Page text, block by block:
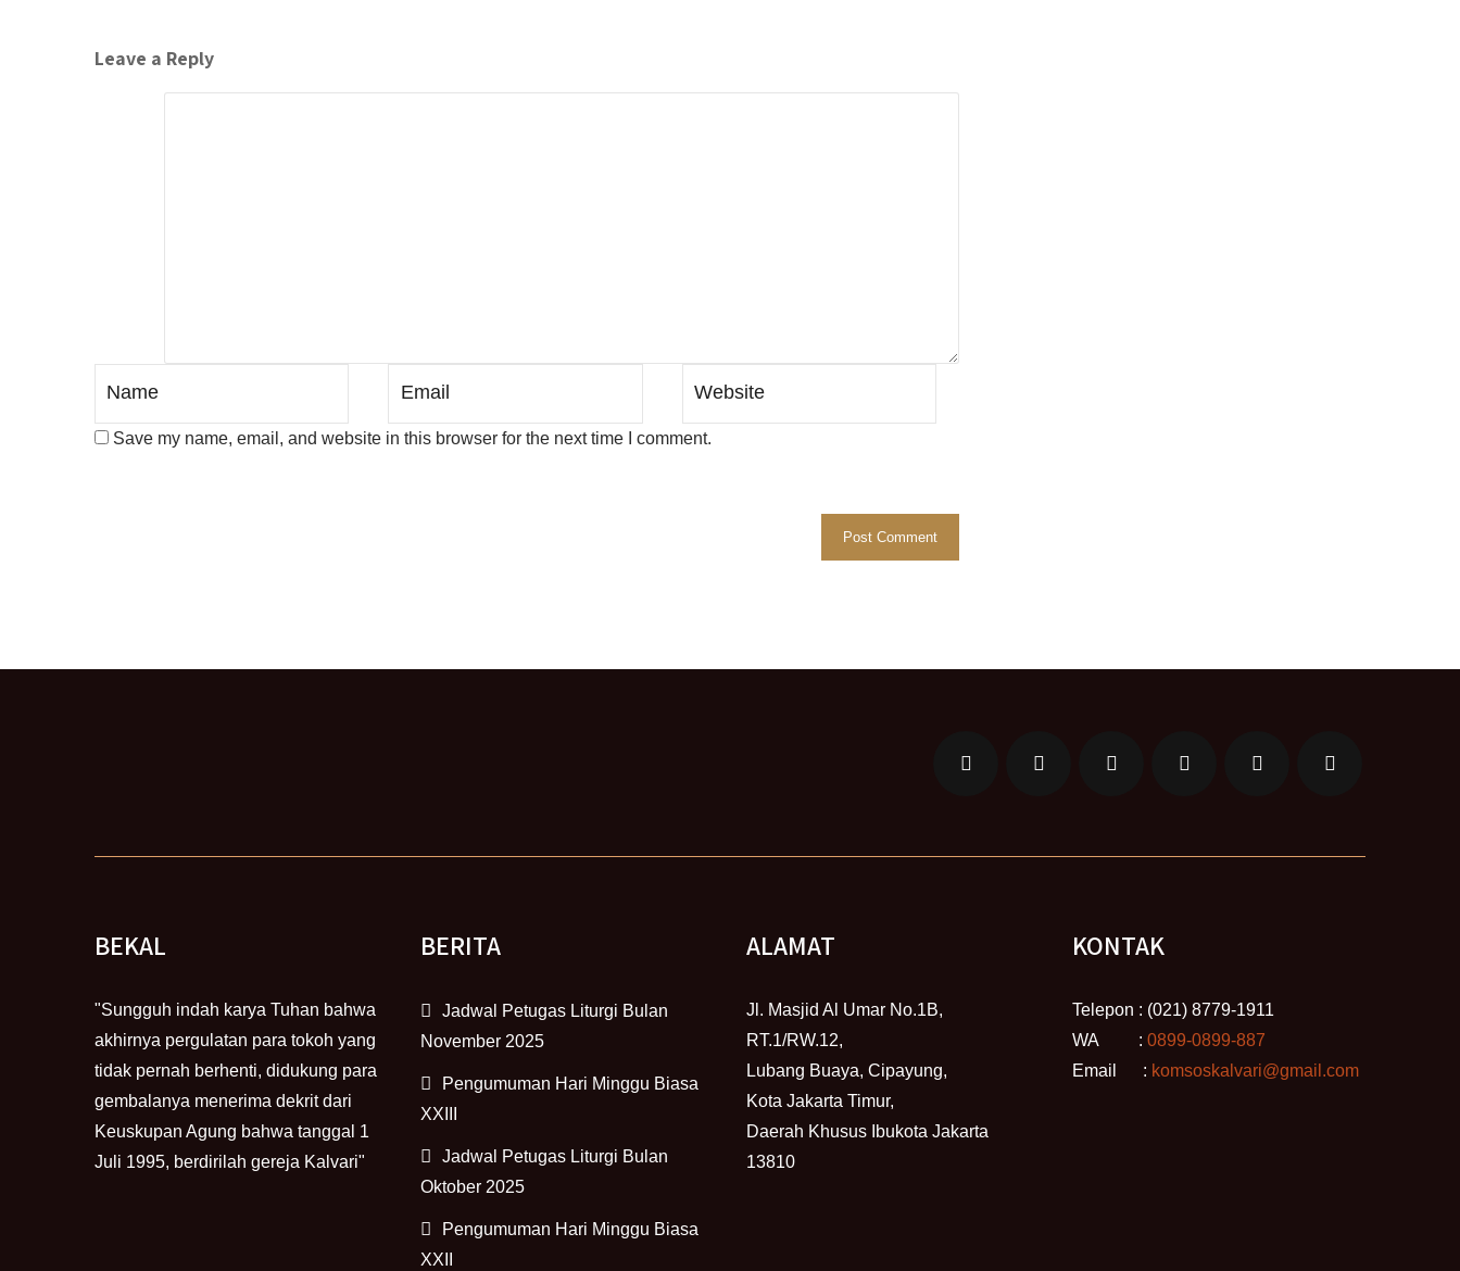
Leave a Reply
Save my name, email, and website in this browser for the next time I comment.
BEKAL
"Sungguh indah karya Tuhan bahwa
akhirnya pergulatan para tokoh yang
tidak pernah berhenti, didukung para
gembalanya menerima dekrit dari
Keuskupan Agung bahwa tanggal 1
Juli 1995, berdirilah gereja Kalvari"
BERITA
Jadwal Petugas Liturgi Bulan
November 2025
Pengumuman Hari Minggu Biasa
XXIII
Jadwal Petugas Liturgi Bulan
Oktober 2025
Pengumuman Hari Minggu Biasa
XXII
ALAMAT
Jl. Masjid Al Umar No.1B,
RT.1/RW.12,
Lubang Buaya, Cipayung,
Kota Jakarta Timur,
Daerah Khusus Ibukota Jakarta
13810
KONTAK
Telepon : (021) 8779-1911
WA : 0899-0899-887
Email : komsoskalvari@gmail.com